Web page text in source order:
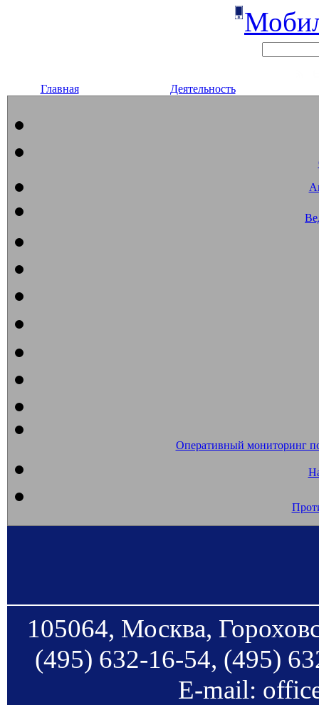
Главная Деятельность
Оперативный мониторинг
105064, Москва,
(495) 632-16-54, (495)
E-mail: